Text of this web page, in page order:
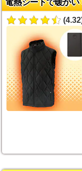
電熱シートで暖か